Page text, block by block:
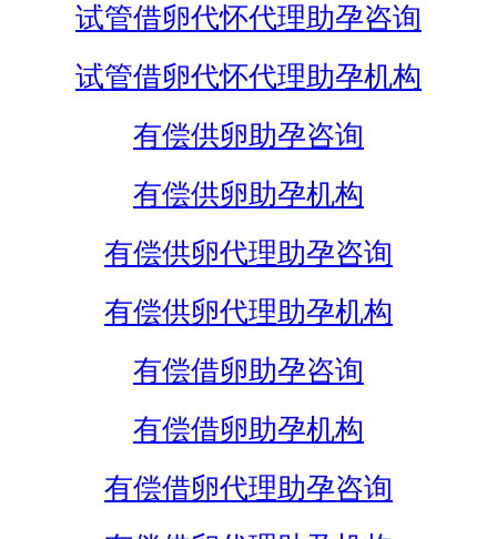
试管借卵代怀代理助孕咨询
试管借卵代怀代理助孕机构
有偿供卵助孕咨询
有偿供卵助孕机构
有偿供卵代理助孕咨询
有偿供卵代理助孕机构
有偿借卵助孕咨询
有偿借卵助孕机构
有偿借卵代理助孕咨询